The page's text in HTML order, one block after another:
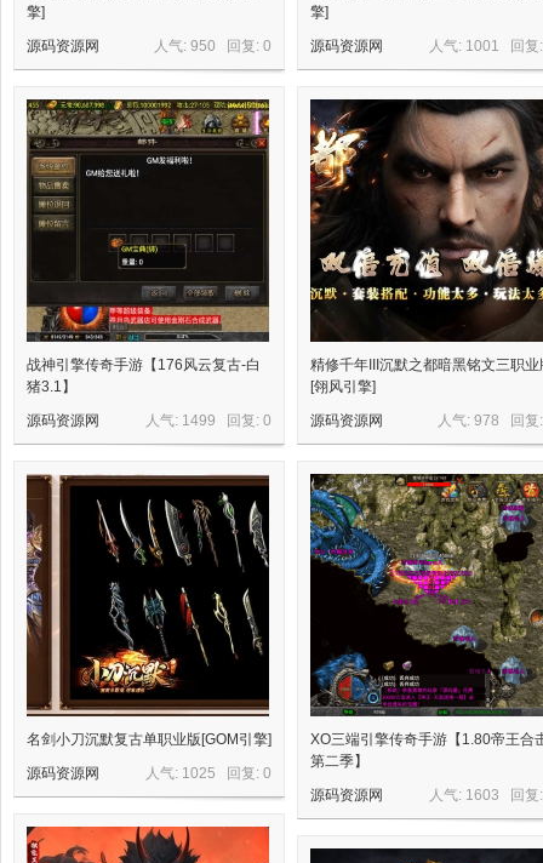
依
擎]
人气: 950 回复: 0
源码资源网
擎]
人气: 1001 回
源码资源网
战神引擎传奇手游【176风云复古-白
猪3.1】
人气: 1499 回复: 0
源码资源网
精修千年III沉默之都暗黑铭文三职业
[翎风引擎]
人气: 978 回
源码资源网
名剑小刀沉默复古单职业版[GOM引擎]
人气: 1025 回复: 0
源码资源网
XO三端引擎传奇手游【1.80帝王合
第二季】
人气: 1603 回
源码资源网